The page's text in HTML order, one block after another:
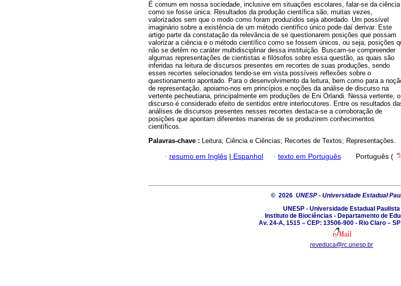
É comum em nossa sociedade, inclusive em situações escolares, falar-se da ciência
como se fosse única. Resultados da produção científica são, muitas vezes,
valorizados sem que o modo como foram produzidos seja abordado. Um possível
imaginário sobre a existência de um método científico único pode daí derivar. Este
artigo parte da constatação da relevância de se questionarem posições que possam
valorizar a ciência e o método científico como se fossem únicos, ou seja, posições
não se detêm no caráter multidisciplinar dessa instituição. Buscam-se compreender
algumas representações de cientistas e filósofos sobre essa questão, as quais são
inferidas na leitura de discursos presentes em recortes de suas produções, sendo
esses recortes selecionados tendo-se em vista possíveis reflexões sobre o
questionamento apontado. Para o desenvolvimento da leitura, bem como para a
de representação, apoiamo-nos em princípios e noções da análise de discurso na
vertente pecheutiana, principalmente em produções de Eni Orlandi. Nessa vertente, o
discurso é considerado efeito de sentidos entre interlocutores. Entre os resultados
análises de discursos presentes nesses recortes destaca-se a corroboração de
posições que apontam diferentes maneiras de se produzirem conhecimentos
científicos.
Palavras-chave : Leitura; Ciência e Ciências; Recortes de Textos; Representações.
· resumo em Inglês | Espanhol · texto em Português · Português (
© 2026 UNESP - Universidade Estadual
UNESP - Universidade Estadual Paulista
Instituto de Biociências - Departamento de
Av. 24-A, 1515 – CEP: 13506-900 - Rio Claro –
reveduca@rc.unesp.br